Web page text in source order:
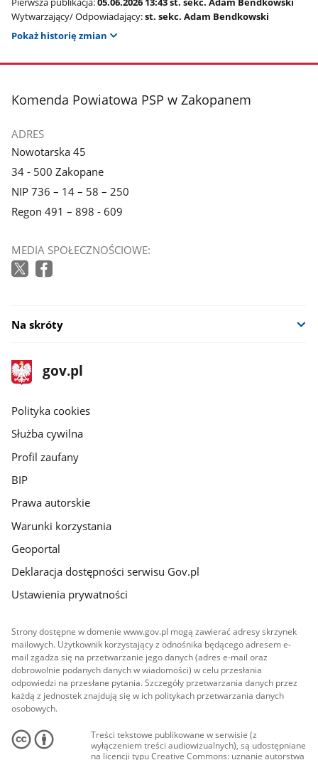
Wytwarzający/ Odpowiadający:st. sekc. Adam Bendkowski
Pokaż historię zmian
stopka
Komenda Powiatowa PSP w Zakopanem
ADRES
Nowotarska 45
34 - 500 Zakopane
NIP 736 – 14 – 58 – 250
Regon 491 – 898 - 609
MEDIA SPOŁECZNOŚCIOWE:
Na skróty
stopka
gov.pl
Strona
gov.pl
gov.pl
Polityka cookies
Służba cywilna
Profil zaufany
BIP
Prawa autorskie
Warunki korzystania
Geoportal
Deklaracja dostępności serwisu Gov.pl
Ustawienia prywatności
Strony dostępne w domenie www.gov.pl mogą zawierać adresy skrzynek
mailowych. Użytkownik korzystający z odnośnika będącego adresem e-
mail zgadza się na przetwarzanie jego danych (adres e-mail oraz
dobrowolnie podanych danych w wiadomości) w celu przesłania
odpowiedzi na przesłane pytania. Szczegóły przetwarzania danych przez
każdą z jednostek znajdują się w ich politykach przetwarzania danych
osobowych.
Treści tekstowe publikowane w serwisie (z
wyłączeniem treści audiowizualnych), są udostępniane
na licencji typu Creative Commons: uznanie autorstwa